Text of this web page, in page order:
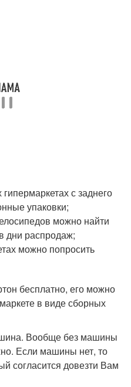
с заднего
упаковки;
можно найти
дни распродаж;
можно попросить
бесплатно, его можно
в виде сборных
Вообще без машины
Если машины нет, то
согласится довезти Вам